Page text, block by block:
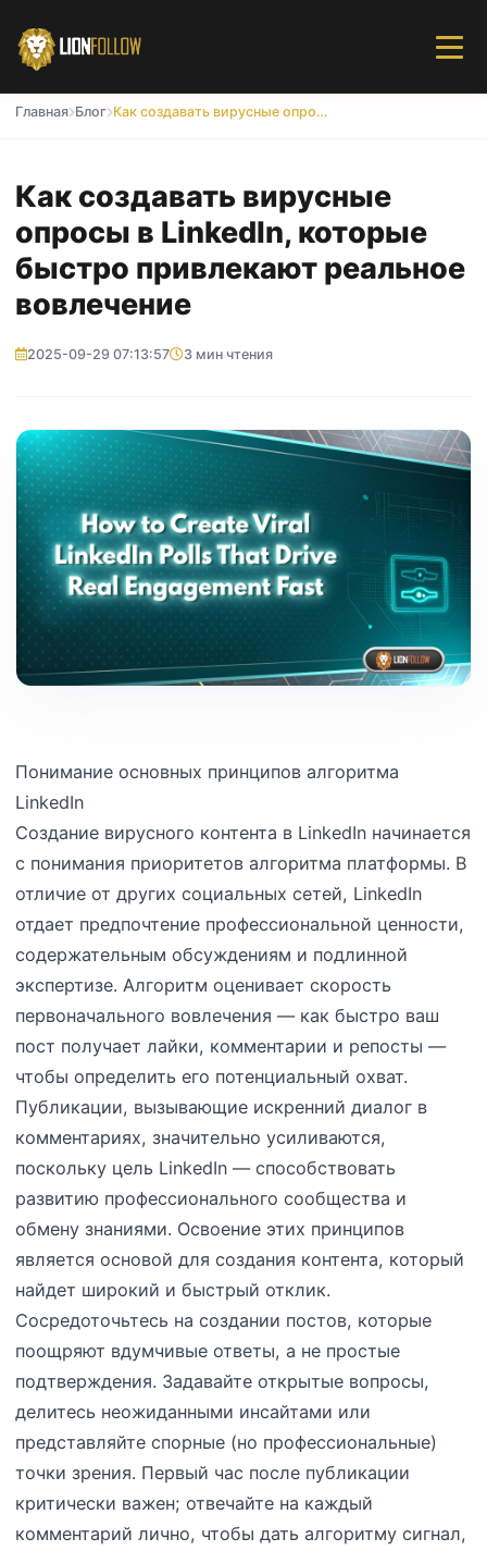
Главная Блог Как создавать вирусные опросы в LinkedIn, которые быстро привлекают реальное вовлечение
Как создавать вирусные
опросы в LinkedIn, которые
быстро привлекают реальное
вовлечение
2025-09-29 07:13:57 3 мин чтения
Понимание основных принципов алгоритма
LinkedIn
Создание вирусного контента в LinkedIn начинается
с понимания приоритетов алгоритма платформы. В
отличие от других социальных сетей, LinkedIn
отдает предпочтение профессиональной ценности,
содержательным обсуждениям и подлинной
экспертизе. Алгоритм оценивает скорость
первоначального вовлечения — как быстро ваш
пост получает лайки, комментарии и репосты —
чтобы определить его потенциальный охват.
Публикации, вызывающие искренний диалог в
комментариях, значительно усиливаются,
поскольку цель LinkedIn — способствовать
развитию профессионального сообщества и
обмену знаниями. Освоение этих принципов
является основой для создания контента, который
найдет широкий и быстрый отклик.
Сосредоточьтесь на создании постов, которые
поощряют вдумчивые ответы, а не простые
подтверждения. Задавайте открытые вопросы,
делитесь неожиданными инсайтами или
представляйте спорные (но профессиональные)
точки зрения. Первый час после публикации
критически важен; отвечайте на каждый
комментарий лично, чтобы дать алгоритму сигнал,